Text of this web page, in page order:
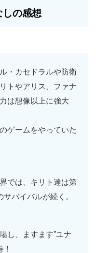
しの感想
・カセドラルや防衛
トやアリス、ファナ
は想像以上に強大
ゲームをやっていた
では、キリト達は第
バイバルが続く。
し、ますます”ユナ